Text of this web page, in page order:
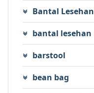
Bantal Lesehan
bantal lesehan
barstool
bean bag